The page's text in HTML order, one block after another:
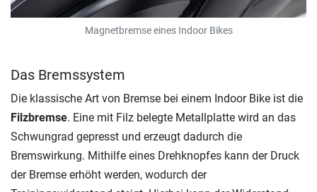
Magnetbremse eines Indoor Bikes
Das Bremssystem
Die klassische Art von Bremse bei einem Indoor Bike ist die
Filzbremse. Eine mit Filz belegte Metallplatte wird an das
Schwungrad gepresst und erzeugt dadurch die
Bremswirkung. Mithilfe eines Drehknopfes kann der Druck
der Bremse erhöht werden, wodurch der